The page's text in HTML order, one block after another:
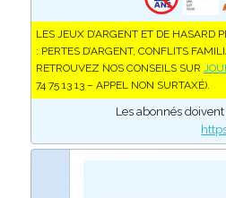
LES JEUX D’ARGENT ET DE HASARD
: PERTES D’ARGENT, CONFLITS
RETROUVEZ NOS CONSEILS SUR
74 75 13 13 – APPEL NON SURTAXÉ).
Les abonnés